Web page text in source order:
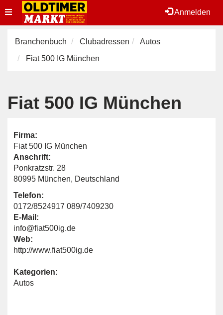
Anmelden
Toggle
navigation
Branchenbuch Clubadressen
Autos
Fiat 500 IG München
Fiat 500 IG München
Firma:
Fiat 500 IG München
Anschrift:
Ponkratzstr. 28
80995 München, Deutschland
Telefon:
0172/8524917 089/7409230
E-Mail:
info@fiat500ig.de
Web:
http://www.fiat500ig.de
Kategorien:
Autos